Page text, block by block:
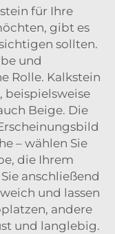
für Ihre
gibt es
sollten.
und
Rolle. Kalkstein
beispielsweise
Beige. Die
– wählen Sie
die Ihrem
anschließend
und lassen
andere
und langlebig.